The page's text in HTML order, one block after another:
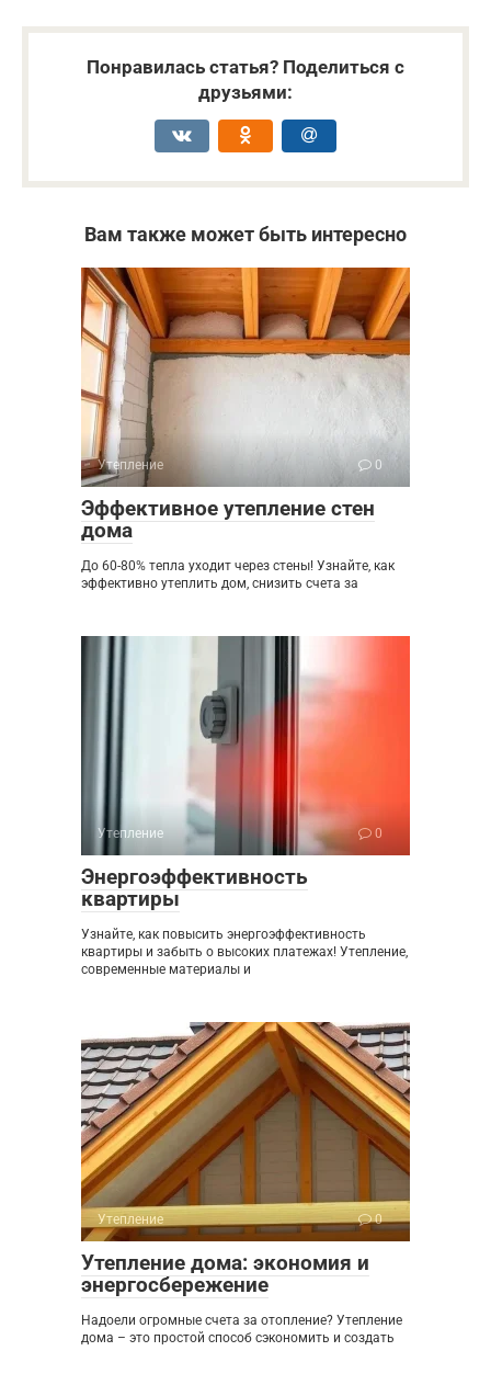
Понравилась статья? Поделиться с
друзьями:
Вам также может быть интересно
Утепление 0
Эффективное утепление стен
дома
До 60-80% тепла уходит через стены! Узнайте, как
эффективно утеплить дом, снизить счета за
Утепление 0
Энергоэффективность
квартиры
Узнайте, как повысить энергоэффективность
квартиры и забыть о высоких платежах! Утепление,
современные материалы и
Утепление 0
Утепление дома: экономия и
энергосбережение
Надоели огромные счета за отопление? Утепление
дома – это простой способ сэкономить и создать